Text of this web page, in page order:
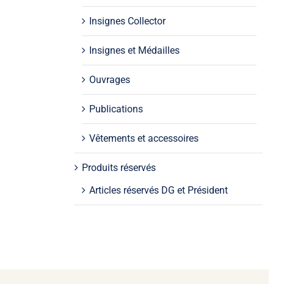
Insignes Collector
Insignes et Médailles
Ouvrages
Publications
Vêtements et accessoires
Produits réservés
Articles réservés DG et Président